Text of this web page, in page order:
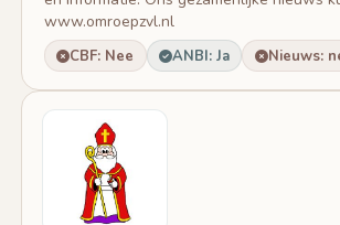
www.omroepzvl.nl
CBF: Nee ANBI: Ja Nieuws: